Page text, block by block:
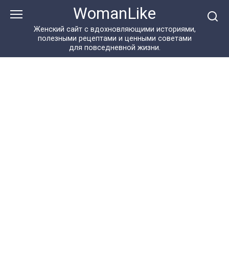
WomanLike
Женский сайт с вдохновляющими историями,
полезными рецептами и ценными советами
для повседневной жизни.